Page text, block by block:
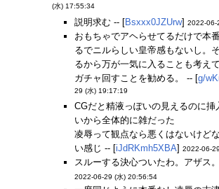
(水) 17:55:34
説明求む -- [Bsxxx0JZUrw] 2022-06-
おもちゃでアヘらせてるだけで本
るでニルらしい皇帝感もないし。
るから万が一気に入ることも考え
ガチャ回すことを勧める。 -- [g/
29 (水) 19:17:19
CGだと精液っぽいの見えるのに挿
いから全体的に雑だった
凌辱って観点なら悪くはないけど
い感じ -- [iJdRKmh5XBA] 2022-06-
スルーする決心ついたわ。アザス
2022-06-29 (水) 20:56:54